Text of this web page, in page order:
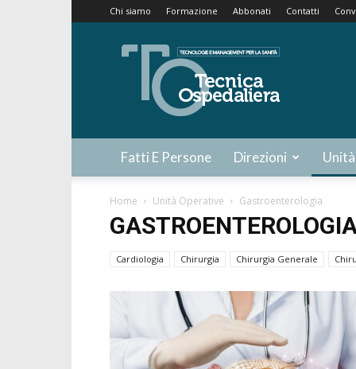
Chi siamo Formazione Abbonati Contatti
Tecnica
Ospedaliera
Fatti E Persone Direzioni
Home Unità Operative Gastroenterologia
Cardiologia Chirurgia Chirurgia Generale